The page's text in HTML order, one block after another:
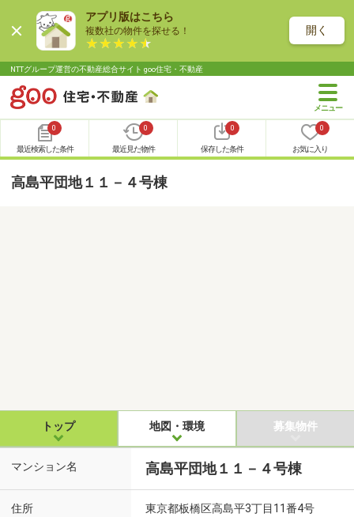
アプリ版はこちら
複数社の物件を探せる！ 開く
NTTグループ運営の不動産総合サイト goo住宅・不動産
0
最近検索した条件
0
最近見た物件
0
保存した条件
0
お気に入り
高島平団地１１－４号棟
トップ 地図・環境 募集物件
マンション名 高島平団地１１－４号棟
住所 東京都板橋区高島平3丁目11番4号